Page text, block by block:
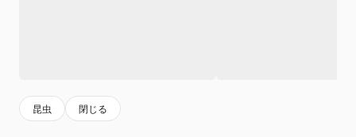
昆虫 閉じる